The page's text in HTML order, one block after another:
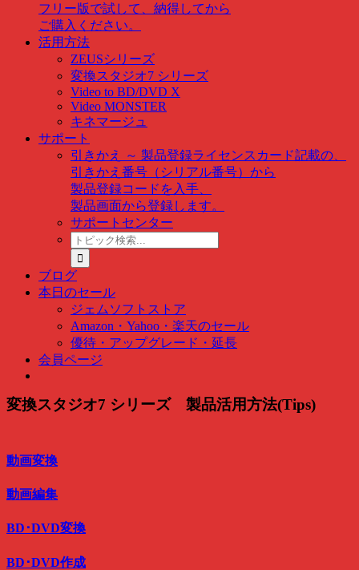
フリー版で試して、納得してから
ご購入ください。
活用方法
ZEUSシリーズ
変換スタジオ7 シリーズ
Video to BD/DVD X
Video MONSTER
キネマージュ
サポート
引きかえ ～ 製品登録ライセンスカード記載の、
引きかえ番号（シリアル番号）から
製品登録コードを入手、
製品画面から登録します。
サポートセンター
ト
ピ
ッ
ク
検
索
…
ブログ
本日のセール
ジェムソフトストア
Amazon・Yahoo・楽天のセール
優待・アップグレード・延長
会員ページ
変換スタジオ7 シリーズ 製品活用方法(Tips)
動画変換
動画編集
BD･DVD変換
BD･DVD作成